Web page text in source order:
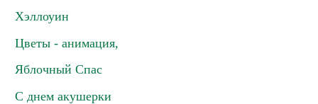
Хэллоуин
Цветы - анимация,
Яблочный Спас
С днем акушерки